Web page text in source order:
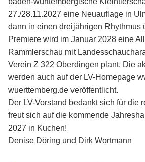
27./28.11.2027 eine Neuauflage in
dann in einen dreijährigen Rhythmus
Premiere wird im Januar 2028 eine
Rammlerschau mit
Verein Z 322 Oberdingen plant. Die
werden auch auf der LV-Homepage
wuerttemberg.de veröffentlicht.
Der LV-Vorstand bedankt sich für die
freut sich auf die kommende
2027 in Kuchen!
Denise Döring und Dirk Wortmann